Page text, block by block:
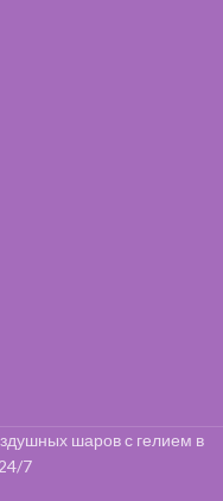
шаров с гелием в
7